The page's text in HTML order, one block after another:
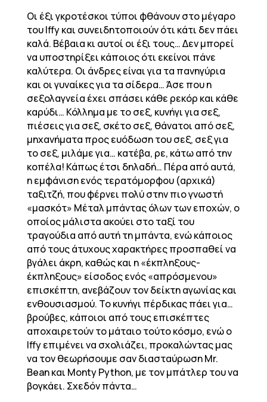
Οι έξι γκροτέσκοι τύποι φθάνουν στο μέγαρο
του Iffy και συνειδητοποιούν ότι κάτι δεν πάει
καλά. Βέβαια κι αυτοί οι έξι τους… Δεν μπορεί
να υποστηρίξει κάποιος ότι εκείνοι πάνε
καλύτερα. Οι άνδρες είναι για τα πανηγύρια
και οι γυναίκες για τα σίδερα… Άσε που η
σεξολαγνεία έχει σπάσει κάθε ρεκόρ και κάθε
καρύδι… Κόλλημα με το σεξ, κυνήγι για σεξ,
πιέσεις για σεξ, σκέτο σεξ, θάνατοι από σεξ,
μηχανήματα προς ευόδωση του σεξ, σεξ για
το σεξ, μιλάμε για… κατέβα, ρε, κάτω από την
κοπέλα! Κάπως έτσι δηλαδή… Πέρα από αυτά,
η εμφάνιση ενός τερατόμορφου (αρχικά)
ταξιτζή, που φέρνει πολύ στην πιο γνωστή
«μασκότ» Μέταλ μπάντας όλων των εποχών, ο
οποίος μάλιστα ακούει στο ταξί του
τραγούδια από αυτή τη μπάντα, ενώ κάποιος
από τους άτυχους χαρακτήρες προσπαθεί να
βγάλει άκρη, καθώς και η «έκπληξους-
έκπληξους» είσοδος ενός «απρόσμενου»
επισκέπτη, ανεβάζουν τον δείκτη αγωνίας και
ενθουσιασμού. Το κυνήγι πέρδικας πάει για…
βρούβες, κάποιοι από τους επισκέπτες
αποχαιρετούν το μάταιο τούτο κόσμο, ενώ ο
Iffy επιμένει να σχολιάζει, προκαλώντας μας
να τον θεωρήσουμε σαν διασταύρωση Mr.
Bean και Monty Python, με τον μπάτλερ του να
βογκάει. Σχεδόν πάντα…